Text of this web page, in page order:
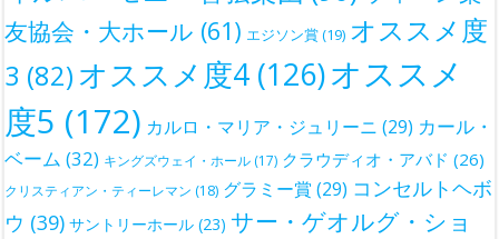
友協会・大ホール (61) エジソン賞(19) オススメ度
3 (82) オススメ度4 (126)オススメ
度5 (172) カルロ・マリア・ジュリーニ (29) カール・
ベーム (32) キングズウェイ・ホール (17) クラウディオ・アバド (26)
クリスティアン・ティーレマン (18) グラミー賞 (29) コンセルトヘボ
ウ (39) サントリーホール (23) サー・ゲオルグ・ショ